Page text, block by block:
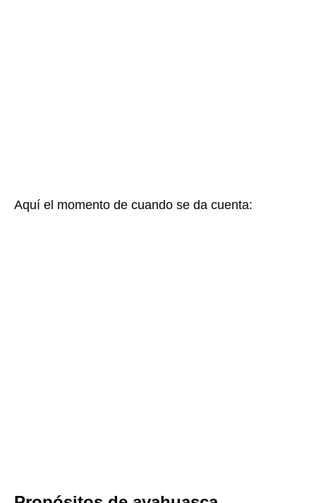
Aquí el momento de cuando se da cuenta: